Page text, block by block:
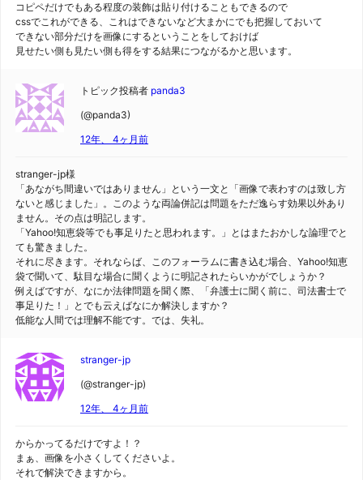
コピペだけでもある程度の装飾は貼り付けることもできるので
cssでこれができる、これはできないなど大まかにでも把握しておいて
できない部分だけを画像にするということをしておけば
見せたい側も見たい側も得をする結果につながるかと思います。
トピック投稿者 panda3
(@panda3)
12年、 4ヶ月前
stranger-jp様
「あながち間違いではありません」という一文と「画像で表わすのは致し方
ないと感じました」。このような両論併記は問題をただ逸らす効果以外あり
ません。その点は明記します。
「Yahoo!知恵袋等でも事足りたと思われます。」とはまたおかしな論理でと
ても驚きました。
それに尽きます。それならば、このフォーラムに書き込む場合、Yahoo!知恵
袋で聞いて、駄目な場合に聞くように明記されたらいかがでしょうか？
例えばですが、なにか法律問題を聞く際、「弁護士に聞く前に、司法書士で
事足りた！」とでも云えばなにか解決しますか？
低能な人間では理解不能です。では、失礼。
stranger-jp
(@stranger-jp)
12年、 4ヶ月前
からかってるだけですよ！？
まぁ、画像を小さくしてくださいよ。
それで解決できますから。